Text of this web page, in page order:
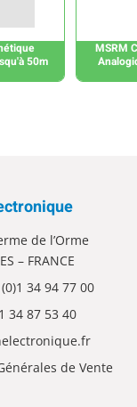
50m
MSRM
de l’Orme
– FRANCE
34 94 77 00
34 87 53 40
de Vente